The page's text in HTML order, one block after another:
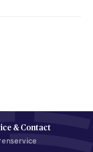
& Contact